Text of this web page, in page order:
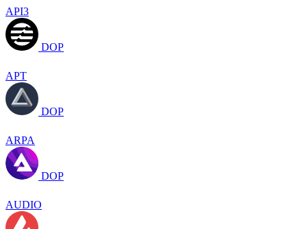
API3
DOP
APT
DOP
ARPA
DOP
AUDIO